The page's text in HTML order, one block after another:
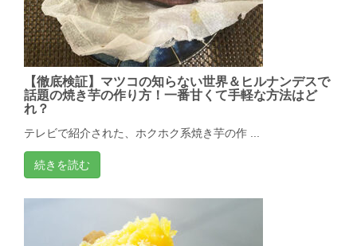
【徹底検証】マツコの知らない世界＆ヒルナンデスで
話題の焼き芋の作り方！一番甘くて手軽な方法はど
れ？
テレビで紹介された、ホクホク系焼き芋の作 ...
続きを読む